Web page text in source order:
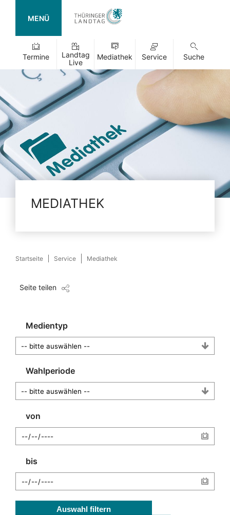
MENÜ
Termine
Landtag
Live
Mediathek Service Suche
MEDIATHEK
Startseite Service Mediathek
Seite teilen
Medientyp
Wahlperiode
von
bis
Auswahl filtern